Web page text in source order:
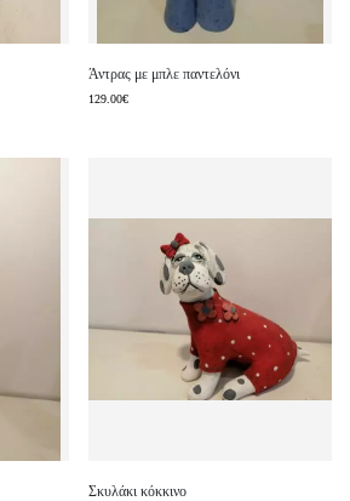
Άντρας με μπλε παντελόνι
129.00€
Σκυλάκι κόκκινο